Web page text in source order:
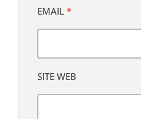
EMAIL *
SITE WEB